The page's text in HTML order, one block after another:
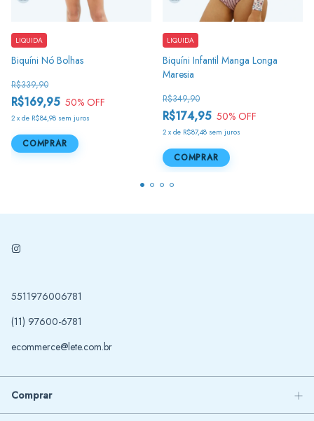
Biquíni Nó Bolhas
R$169,95
R$339,90
50% OFF
2 x de R$84,98 sem juros
LIQUIDA
COMPRAR
Biquíni Infantil Manga Longa
Maresia
R$174,95
R$349,90
50% OFF
2 x de R$87,48 sem juros
LIQUIDA
COMPRAR
5511976006781
(11) 97600-6781
ecommerce@lete.com.br
Comprar